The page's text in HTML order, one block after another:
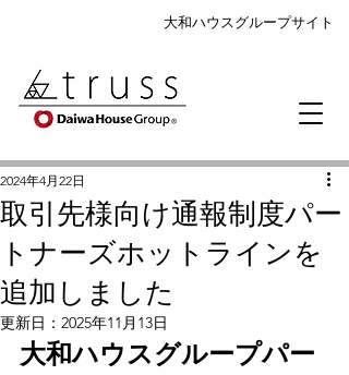
大和ハウスグループサイト
取引先様向け通報制度パー
トナーズホットラインを
追加しました
2024年4月22日
更新日： 2025年11月13日
大和ハウスグループパー